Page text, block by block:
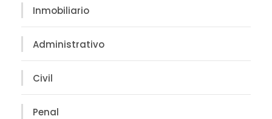
Inmobiliario
Administrativo
Civil
Penal